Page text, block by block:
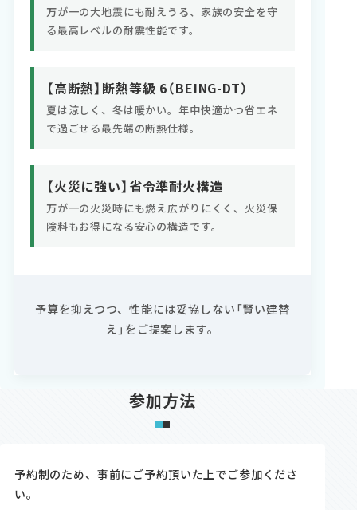
万が一の大地震にも耐えうる、家族の安全を守
る最高レベルの耐震性能です。
【高断熱】断熱等級 6（BEING-DT）
夏は涼しく、冬は暖かい。年中快適かつ省エネ
で過ごせる最先端の断熱仕様。
【火災に強い】省令準耐火構造
万が一の火災時にも燃え広がりにくく、火災保
険料もお得になる安心の構造です。
予算を抑えつつ、性能には妥協しない「賢い建替
え」をご提案します。
参加方法
予約制のため、事前にご予約頂いた上でご参加くださ
い。